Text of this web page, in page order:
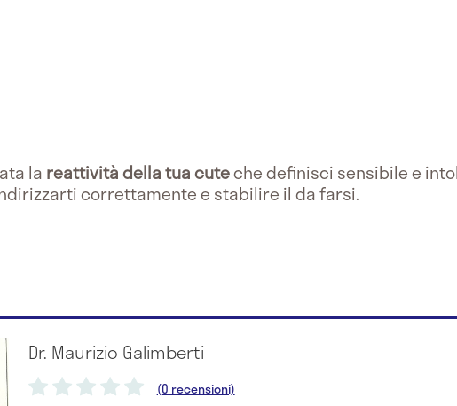
la reattività della tua cuteche definisci sensibile e
correttamente e stabilire il da farsi.
Dr. Maurizio Galimberti
(0 recensioni)